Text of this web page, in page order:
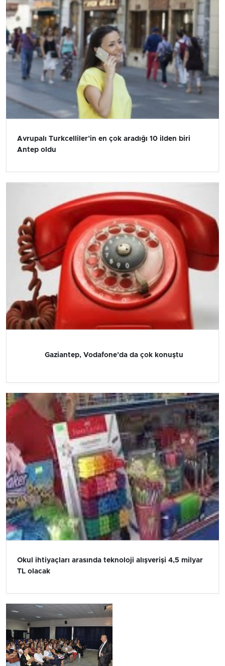
Avrupalı Turkcelliler’in en çok aradığı 10 ilden biri
Antep oldu
Gaziantep, Vodafone’da da çok konuştu
Okul ihtiyaçları arasında teknoloji alışverişi 4,5 milyar
TL olacak